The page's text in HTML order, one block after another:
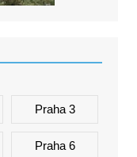
Praha 3
Praha 6